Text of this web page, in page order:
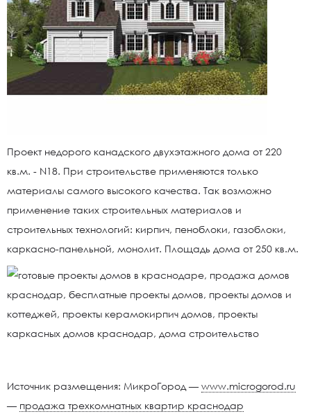
Проект недорого канадского двухэтажного дома от 220
кв.м. - N18. При строительстве применяются только
материалы самого высокого качества. Так возможно
применение таких строительных материалов и
строительных технологий: кирпич, пеноблоки, газоблоки,
каркасно-панельной, монолит. Площадь дома от 250 кв.м.
Источник размещения: МикроГород — www.microgorod.ru
— продажа трехкомнатных квартир краснодар